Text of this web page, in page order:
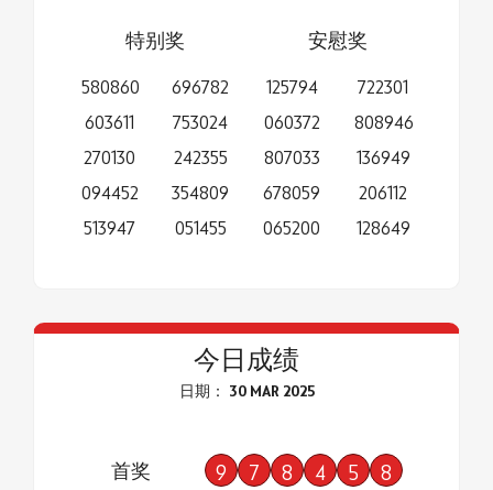
特别奖
580860
603611
270130
094452
513947
696782
753024
242355
354809
051455
安慰奖
125794
060372
807033
678059
065200
722301
808946
136949
206112
128649
今日成绩
日期： 30 MAR 2025
首奖 9 7 8 4 5 8